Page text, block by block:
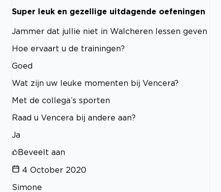
Super leuk en gezellige uitdagende oefeningen
Jammer dat jullie niet in Walcheren lessen geven
Hoe ervaart u de trainingen?
Goed
Wat zijn uw leuke momenten bij Vencera?
Met de collega’s sporten
Raad u Vencera bij andere aan?
Ja
Beveelt aan
4 October 2020
Simone